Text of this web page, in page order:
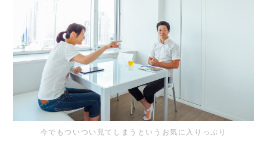
今でもついつい見てしまうというお気に入りっぷり